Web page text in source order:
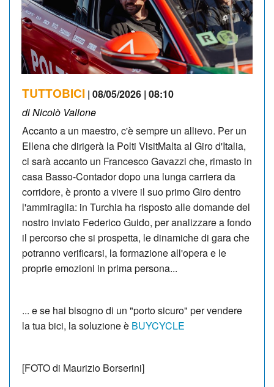
TUTTOBICI | 08/05/2026 | 08:10
di Nicolò Vallone
Accanto a un maestro, c'è sempre un allievo. Per un
Ellena che dirigerà la Polti VisitMalta al Giro d'Italia,
ci sarà accanto un Francesco Gavazzi che, rimasto in
casa Basso-Contador dopo una lunga carriera da
corridore, è pronto a vivere il suo primo Giro dentro
l'ammiraglia: in Turchia ha risposto alle domande del
nostro inviato Federico Guido, per analizzare a fondo
il percorso che si prospetta, le dinamiche di gara che
potranno verificarsi, la formazione all'opera e le
proprie emozioni in prima persona...
... e se hai bisogno di un "porto sicuro" per vendere
la tua bici, la soluzione è BUYCYCLE
[FOTO di Maurizio Borserini]